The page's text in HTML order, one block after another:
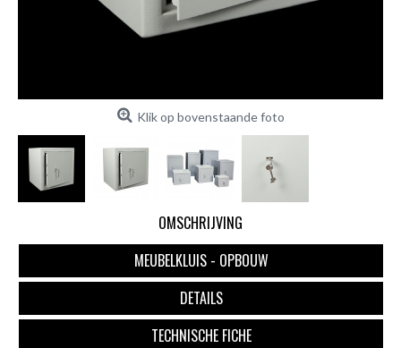
Klik op bovenstaande foto
OMSCHRIJVING
MEUBELKLUIS - OPBOUW
DETAILS
TECHNISCHE FICHE